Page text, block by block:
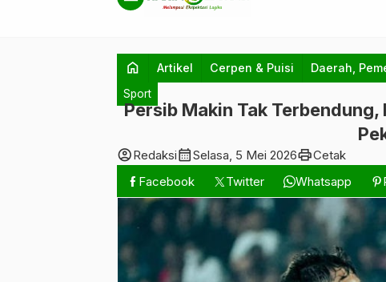
home Artikel Cerpen & Puisi Daerah,
Sport
Persib Makin Tak
account_circleRedaksicalendar_monthSelasa, 5 Mei 2026printCetak
Facebook
Twitter Whatsapp